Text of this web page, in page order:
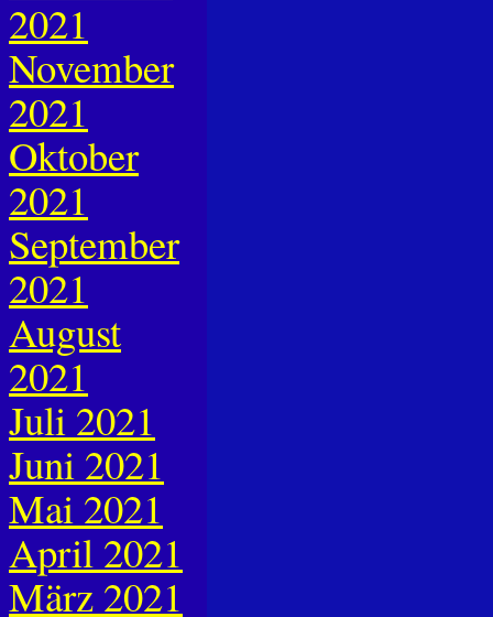
2021
November
2021
Oktober
2021
September
2021
August
2021
Juli 2021
Juni 2021
Mai 2021
April 2021
März 2021